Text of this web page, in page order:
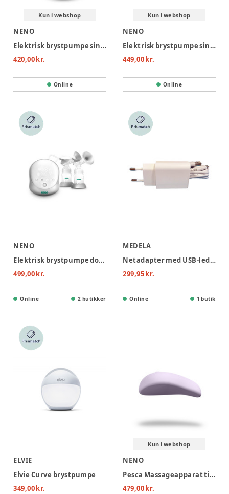
Kun i webshop
NENO
Elektrisk brystpumpe single trådløs, primo
420,00 kr.
Online
Kun i webshop
NENO
Elektrisk brystpumpe single trådløs, uno
449,00 kr.
Online
NENO
Elektrisk brystpumpe dobbelt - Due
499,00 kr.
Online 2 butikker
MEDELA
Netadapter med USB-ledning til Swing Maxi & Solo
299,95 kr.
Online 1 butik
ELVIE
Elvie Curve brystpumpe
349,00 kr.
Kun i webshop
NENO
Pesca Massageapparat til Amning
479,00 kr.